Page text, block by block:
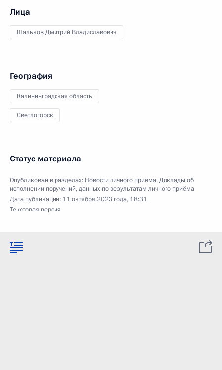
Лица
Шальков Дмитрий Владиславович
География
Калининградская область
Светлогорск
Статус материала
Опубликован в разделах: Новости личного приёма,Доклады об
исполнении поручений, данных по результатам личного приёма
Дата публикации: 11 октября 2023 года, 18:31
Текстовая версия